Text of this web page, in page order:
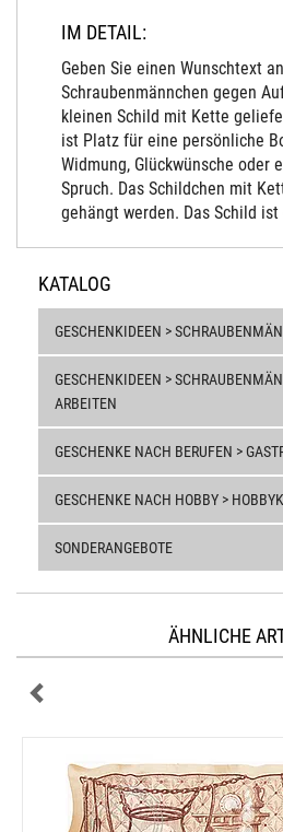
IM DETAIL:
Geben Sie einen Wunschtext
Schraubenmännchen gegen
kleinen Schild mit Kette
ist Platz für eine persönliche
Widmung, Glückwünsche oder
Spruch. Das Schildchen mit
gehängt werden. Das Schild
KATALOG
GESCHENKIDEEN >
GESCHENKIDEEN >
ARBEITEN
GESCHENKE NACH BERUFEN >
GESCHENKE NACH HOBBY >
SONDERANGEBOTE
ÄHNLICHE